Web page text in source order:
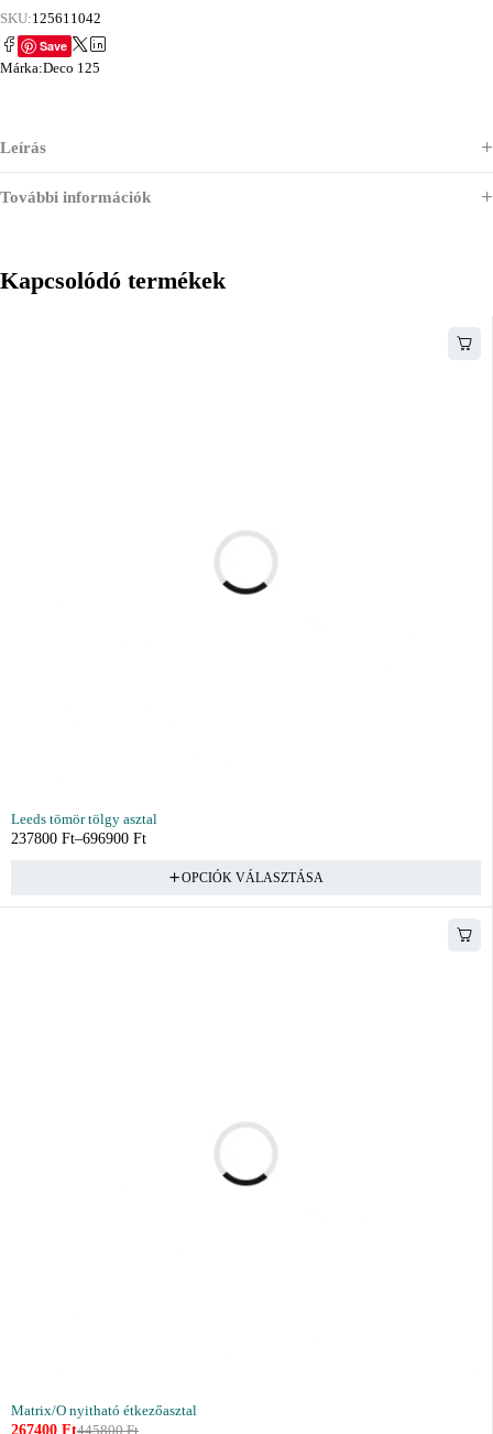
SKU:125611042
Save
Márka:Deco 125
Leírás
További információk
Kapcsolódó termékek
Leeds tömör tölgy asztal
237800 Ft–696900 Ft
OPCIÓK VÁLASZTÁSA
Matrix/O nyitható étkezőasztal
445800Ft
267400 Ft